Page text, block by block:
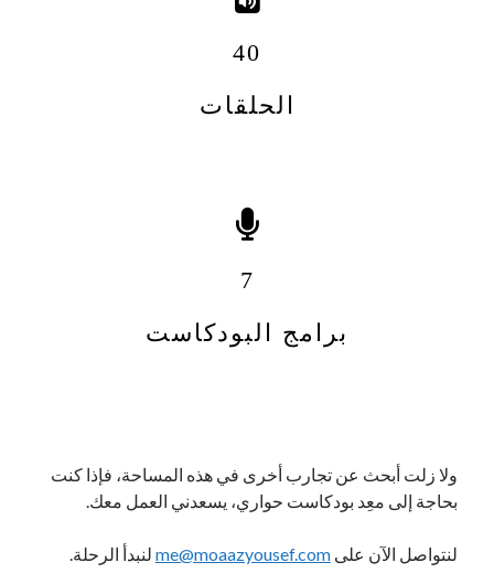
40
الحلقات
7
برامج البودكاست
ولا زلت أبحث عن تجارب أخرى في هذه المساحة، فإذا كنت
بحاجة إلى معِد بودكاست حواري، يسعدني العمل معك.
لنتواصل الآن علىme@moaazyousef.com لنبدأ الرحلة.